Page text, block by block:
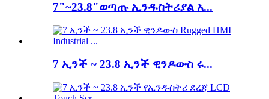
7"~23.8"ወጣጡ ኢንዱስትሪያል አ...
7 ኢንች ~ 23.8 ኢንች ዊንዶውስ ሩ...